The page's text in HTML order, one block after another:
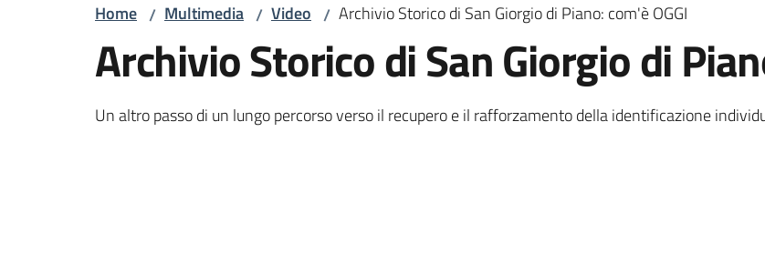
Home / Multimedia / Video / Archivio Storico di San Giorgio di Piano: com'è OGGI
Archivio Storico di San Giorgio di
Un altro passo di un lungo percorso verso il recupero e il rafforzamento della identificazione